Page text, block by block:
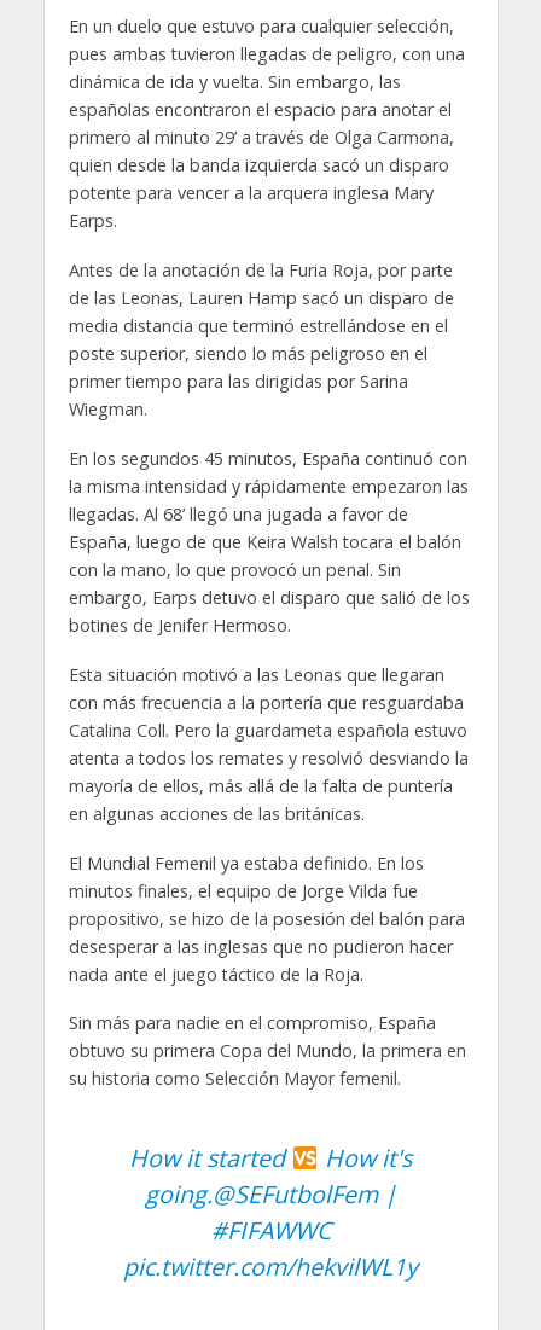
En un duelo que estuvo para cualquier selección,
pues ambas tuvieron llegadas de peligro, con una
dinámica de ida y vuelta. Sin embargo, las
españolas encontraron el espacio para anotar el
primero al minuto 29’ a través de Olga Carmona,
quien desde la banda izquierda sacó un disparo
potente para vencer a la arquera inglesa Mary
Earps.
Antes de la anotación de la Furia Roja, por parte
de las Leonas, Lauren Hamp sacó un disparo de
media distancia que terminó estrellándose en el
poste superior, siendo lo más peligroso en el
primer tiempo para las dirigidas por Sarina
Wiegman.
En los segundos 45 minutos, España continuó con
la misma intensidad y rápidamente empezaron las
llegadas. Al 68’ llegó una jugada a favor de
España, luego de que Keira Walsh tocara el balón
con la mano, lo que provocó un penal. Sin
embargo, Earps detuvo el disparo que salió de los
botines de Jenifer Hermoso.
Esta situación motivó a las Leonas que llegaran
con más frecuencia a la portería que resguardaba
Catalina Coll. Pero la guardameta española estuvo
atenta a todos los remates y resolvió desviando la
mayoría de ellos, más allá de la falta de puntería
en algunas acciones de las británicas.
El Mundial Femenil ya estaba definido. En los
minutos finales, el equipo de Jorge Vilda fue
propositivo, se hizo de la posesión del balón para
desesperar a las inglesas que no pudieron hacer
nada ante el juego táctico de la Roja.
Sin más para nadie en el compromiso, España
obtuvo su primera Copa del Mundo, la primera en
su historia como Selección Mayor femenil.
How it started
How it's
going.@SEFutbolFem|
#FIFAWWC
pic.twitter.com/hekvilWL1y